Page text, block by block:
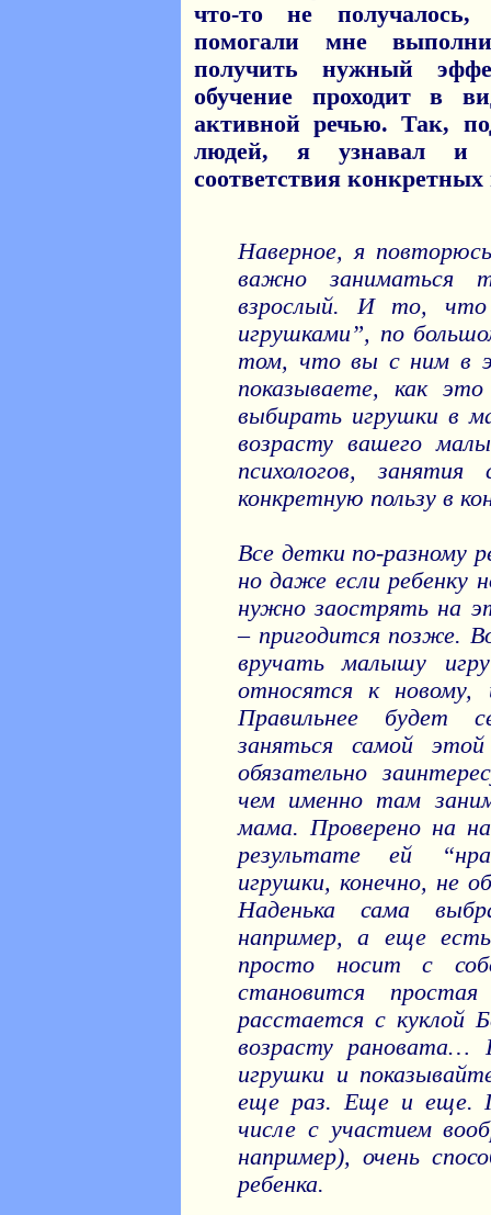
что-то не
помогали мне
получить нужный
обучение проходит в
активной речью. Так,
людей, я узнавал и
соответствия
Наверное, я
важно заниматься
взрослый. И то, что
игрушками”, по
том, что вы с ним в
показываете, как
выбирать игрушки в
возрасту вашего
психологов,
конкретную пользу в
Все детки по-разному
но даже если ребенку
нужно заострять на
– пригодится позже.
вручать малышу
относятся к новому,
Правильнее будет
заняться самой
обязательно
чем именно там
мама. Проверено на
результате ей
игрушки, конечно, не
Наденька сама
например, а еще
просто носит с
становится
расстается с куклой
возрасту рановата…
игрушки и
еще раз. Еще и еще.
числе с участием
например), очень
ребенка.